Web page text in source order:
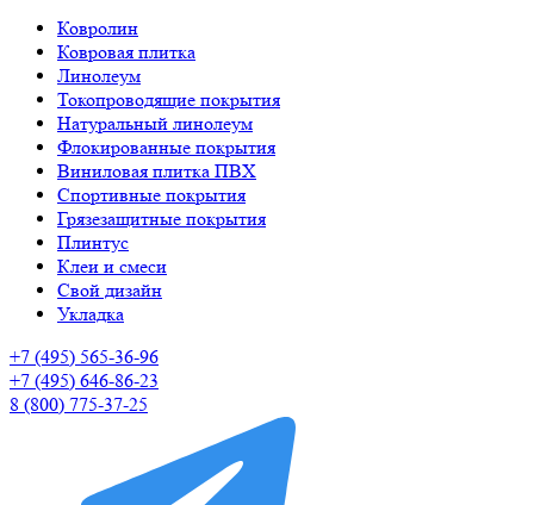
Ковролин
Ковровая плитка
Линолеум
Токопроводящие покрытия
Натуральный линолеум
Флокированные покрытия
Виниловая плитка ПВХ
Спортивные покрытия
Грязезащитные покрытия
Плинтус
Клеи и смеси
Свой дизайн
Укладка
+7 (495) 565-36-96
+7 (495) 646-86-23
8 (800) 775-37-25